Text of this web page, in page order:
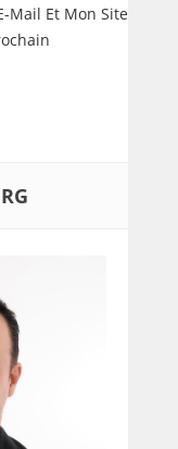
Mail Et Mon Site